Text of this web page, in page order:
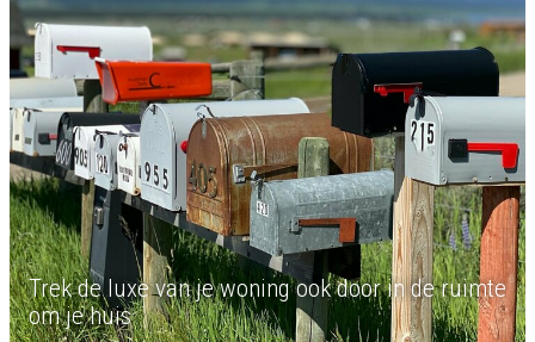
Trek de luxe van je woning ook door in de ruimte
om je huis